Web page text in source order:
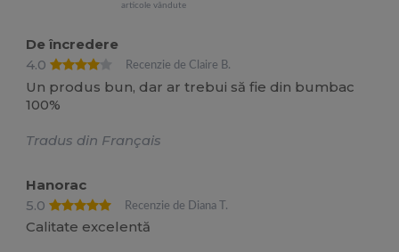
articole vândute
De încredere
4.0
Recenzie de Claire B.
Un produs bun, dar ar trebui să fie din bumbac
100%
Tradus din Français
Hanorac
5.0
Recenzie de Diana T.
Calitate excelentă